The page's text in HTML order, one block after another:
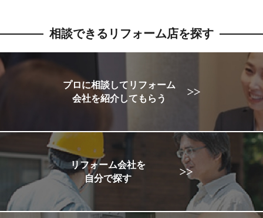
相談できるリフォーム店を探す
プロに相談してリフォーム
会社を紹介してもらう
リフォーム会社を
自分で探す